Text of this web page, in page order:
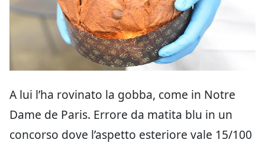
A lui l’ha rovinato la gobba, come in Notre
Dame de Paris. Errore da matita blu in un
concorso dove l’aspetto esteriore vale 15/100